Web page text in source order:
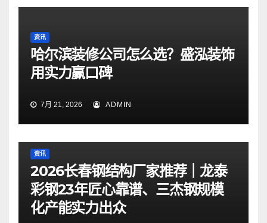
资讯
哈尔滨装修公司怎么选？盛泓装饰
用实力赢口碑
7月 21, 2026 ADMIN
资讯
2026长春钢结构厂家推荐｜龙泰
彩钢23年匠心靠谱、三杰钢规模
化产能实力出众